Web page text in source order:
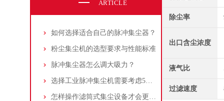
ARTICLE
如何选择适合自己的脉冲集尘器？
粉尘集尘机的选型要求与性能标准
脉冲集尘器怎么调大吸力？
选择工业脉冲集尘机需要考虑5大因素,你都了解吗?
怎样操作滤筒式集尘设备才会更安全
除尘率
出口含尘浓度
液气比
过滤速度